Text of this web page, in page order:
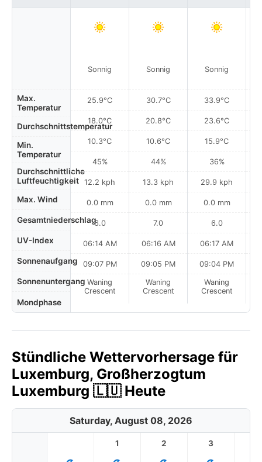
Max.
Temperatur
Durchschnittstemperatur
Min.
Temperatur
Durchschnittliche
Luftfeuchtigkeit
Max. Wind
Gesamtniederschlag
UV-Index
Sonnenaufgang
Sonnenuntergang
Mondphase
Sonnig
25.9°C
18.0°C
10.3°C
45%
12.2 kph
0.0 mm
6.0
06:14 AM
09:07 PM
Waning
Crescent
Sonnig
30.7°C
20.8°C
10.6°C
44%
13.3 kph
0.0 mm
7.0
06:16 AM
09:05 PM
Waning
Crescent
Sonnig
33.9°C
23.6°C
15.9°C
36%
29.9 kph
0.0 mm
6.0
06:17 AM
09:04 PM
Waning
Crescent
Stündliche Wettervorhersage für
Luxemburg, Großherzogtum
Luxemburg 🇱🇺 Heute
Saturday, August 08, 2026
1 2 3